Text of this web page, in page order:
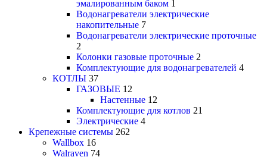
эмалированным баком 1
Водонагреватели электрические
накопительные 7
Водонагреватели электрические проточные
2
Колонки газовые проточные 2
Комплектующие для водонагревателей 4
КОТЛЫ 37
ГАЗОВЫЕ 12
Настенные 12
Комплектующие для котлов 21
Электрические 4
Крепежные системы 262
Wallbox 16
Walraven 74